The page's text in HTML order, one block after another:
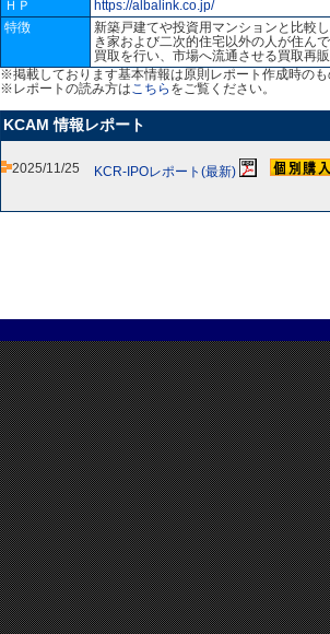
ＨＰ
https://albalink.co.jp/
特徴
新築戸建てや投資用マンションと比較
き家および二次的住宅以外の人が住ん
買取を行い、市場へ流通させる買取再
※掲載しております基本情報は原則レポート作成時の
※レポートの読み方はこちら をご覧ください。
KCAM 情報レポート
2025/11/25 KCR-IPOレポート(最新)